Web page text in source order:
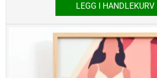
LEGG I HANDLEKURV